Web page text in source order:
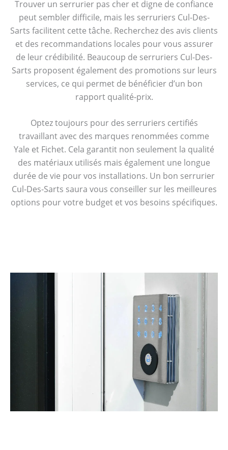
Trouver un serrurier pas cher et digne de confiance
peut sembler difficile, mais les serruriers Cul-Des-
Sarts facilitent cette tâche. Recherchez des avis clients
et des recommandations locales pour vous assurer
de leur crédibilité. Beaucoup de serruriers Cul-Des-
Sarts proposent également des promotions sur leurs
services, ce qui permet de bénéficier d’un bon
rapport qualité-prix.
Optez toujours pour des serruriers certifiés
travaillant avec des marques renommées comme
Yale et Fichet. Cela garantit non seulement la qualité
des matériaux utilisés mais également une longue
durée de vie pour vos installations. Un bon serrurier
Cul-Des-Sarts saura vous conseiller sur les meilleures
options pour votre budget et vos besoins spécifiques.